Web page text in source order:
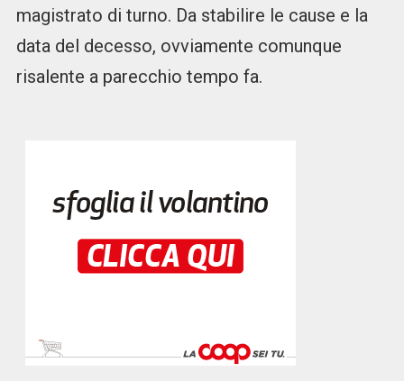
magistrato di turno. Da stabilire le cause e la
data del decesso, ovviamente comunque
risalente a parecchio tempo fa.